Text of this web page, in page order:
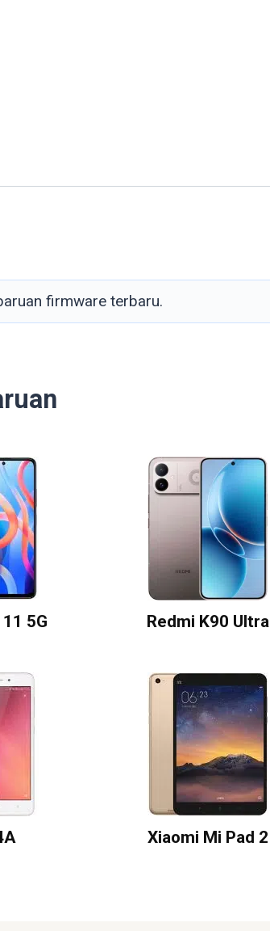
firmware terbaru.
5G Redmi K90 Ultra
Xiaomi Mi Pad 2